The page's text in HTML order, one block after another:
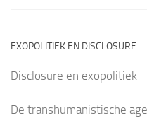
EXOPOLITIEK EN DISCLOSURE
Disclosure en exopolitiek
De transhumanistische